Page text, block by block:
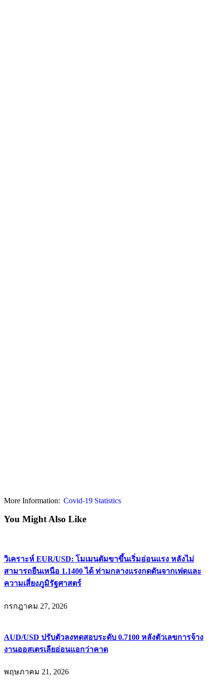
More Information: Covid-19 Statistics
You Might Also Like
วิเคราะห์ EUR/USD: โมเมนตัมขาขึ้นเริ่มอ่อนแรง หลังไม่
สามารถยืนเหนือ 1.1400 ได้ ท่ามกลางแรงกดดันจากเฟดและ
ความเสี่ยงภูมิรัฐศาสตร์
กรกฎาคม 27, 2026
AUD/USD ปรับตัวลงทดสอบระดับ 0.7100 หลังตัวเลขการจ้าง
งานออสเตรเลียอ่อนแอกว่าคาด
พฤษภาคม 21, 2026